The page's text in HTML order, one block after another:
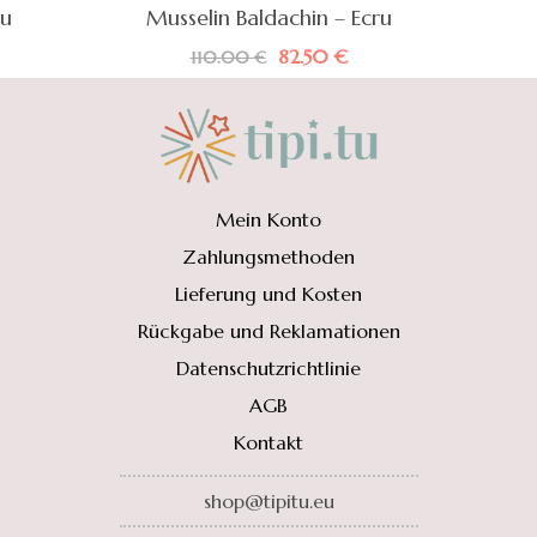
Musselin Baldachin – Ecru
110.00€
Ursprünglicher
Preis
82.50€Aktueller
Preis
Mein Konto
Zahlungsmethoden
Lieferung und Kosten
Rückgabe und Reklamationen
Datenschutzrichtlinie
AGB
Kontakt
shop@tipitu.eu